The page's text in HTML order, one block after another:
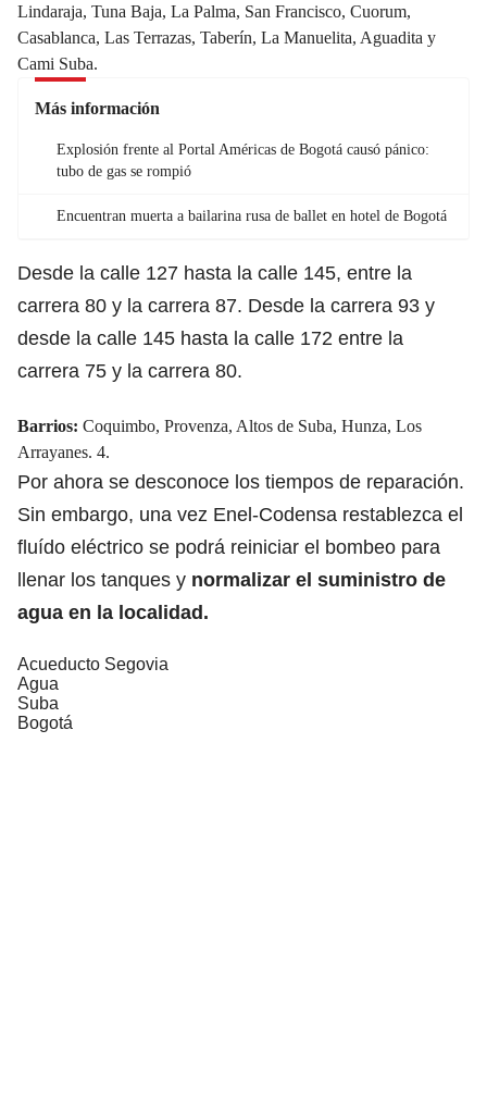
Lindaraja, Tuna Baja, La Palma, San Francisco, Cuorum,
Casablanca, Las Terrazas, Taberín, La Manuelita, Aguadita y
Cami Suba.
Más información
Explosión frente al Portal Américas de Bogotá causó pánico:
tubo de gas se rompió
Encuentran muerta a bailarina rusa de ballet en hotel de Bogotá
Desde la calle 127 hasta la calle 145, entre la
carrera 80 y la carrera 87. Desde la carrera 93 y
desde la calle 145 hasta la calle 172 entre la
carrera 75 y la carrera 80.
Barrios: Coquimbo, Provenza, Altos de Suba, Hunza, Los
Arrayanes. 4.
Por ahora se desconoce los tiempos de reparación.
Sin embargo, una vez Enel-Codensa restablezca el
fluído eléctrico se podrá reiniciar el bombeo para
llenar los tanques y normalizar el suministro de
agua en la localidad.
Acueducto Segovia
Agua
Suba
Bogotá